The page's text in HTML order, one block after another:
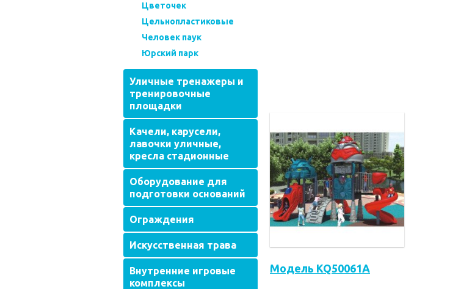
Цветочек
Цельнопластиковые
Человек паук
Юрский парк
Уличные тренажеры и
тренировочные
площадки
Качели, карусели,
лавочки уличные,
кресла стадионные
Оборудование для
подготовки оснований
Ограждения
Искусственная трава
Внутренние игровые
комплексы
Модель KQ50061A